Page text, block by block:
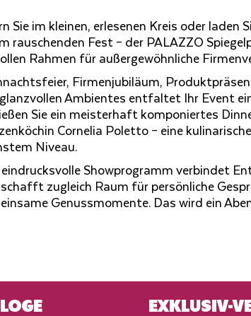
Sie im kleinen, erlesenen Kreis oder laden
rauschenden Fest – der PALAZZO
Rahmen für außergewöhnliche
Firmenjubiläum,
Ambientes entfaltet Ihr Event
Sie ein meisterhaft komponiertes
Cornelia Poletto – eine
Niveau.
eindrucksvolle Showprogramm verbindet
zugleich Raum für persönliche
Genussmomente. Das wird ein
EXKLUSIV-